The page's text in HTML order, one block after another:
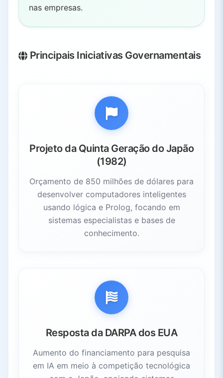
nas empresas.
Principais Iniciativas Governamentais
Projeto da Quinta Geração do Japão
(1982)
Orçamento de 850 milhões de dólares para
desenvolver computadores inteligentes
usando lógica e Prolog, focando em
sistemas especialistas e bases de
conhecimento.
Resposta da DARPA dos EUA
Aumento do financiamento para pesquisa
em IA em meio à competição tecnológica